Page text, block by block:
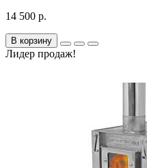
14 500 р.
В корзину
Лидер продаж!